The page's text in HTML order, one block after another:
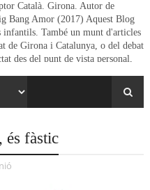
Català. Girona. Autor de
Bang Amor (2017) Aquest Blog
infantils. També un munt d'articles
de Girona i Catalunya, o del debat
des del punt de vista personal,
és fàstic